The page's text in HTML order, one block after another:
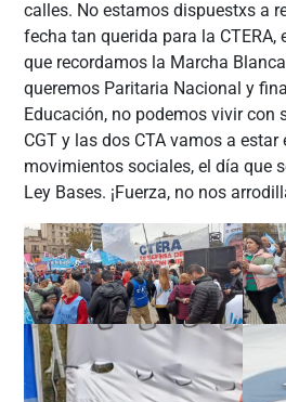
calles. No estamos dispuestxs a
fecha tan querida para la CTERA,
que recordamos la Marcha
queremos Paritaria Nacional y
Educación, no podemos vivir con
CGT y las dos CTA vamos a
movimientos sociales, el día que
Ley Bases. ¡Fuerza, no nos